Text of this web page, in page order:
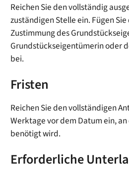
Reichen Sie den vollständig
zuständigen Stelle ein. Fügen
Zustimmung des
Grundstückseigentümerin oder
bei.
Fristen
Reichen Sie den vollständigen
Werktage vor dem Datum ein,
benötigt wird.
Erforderliche